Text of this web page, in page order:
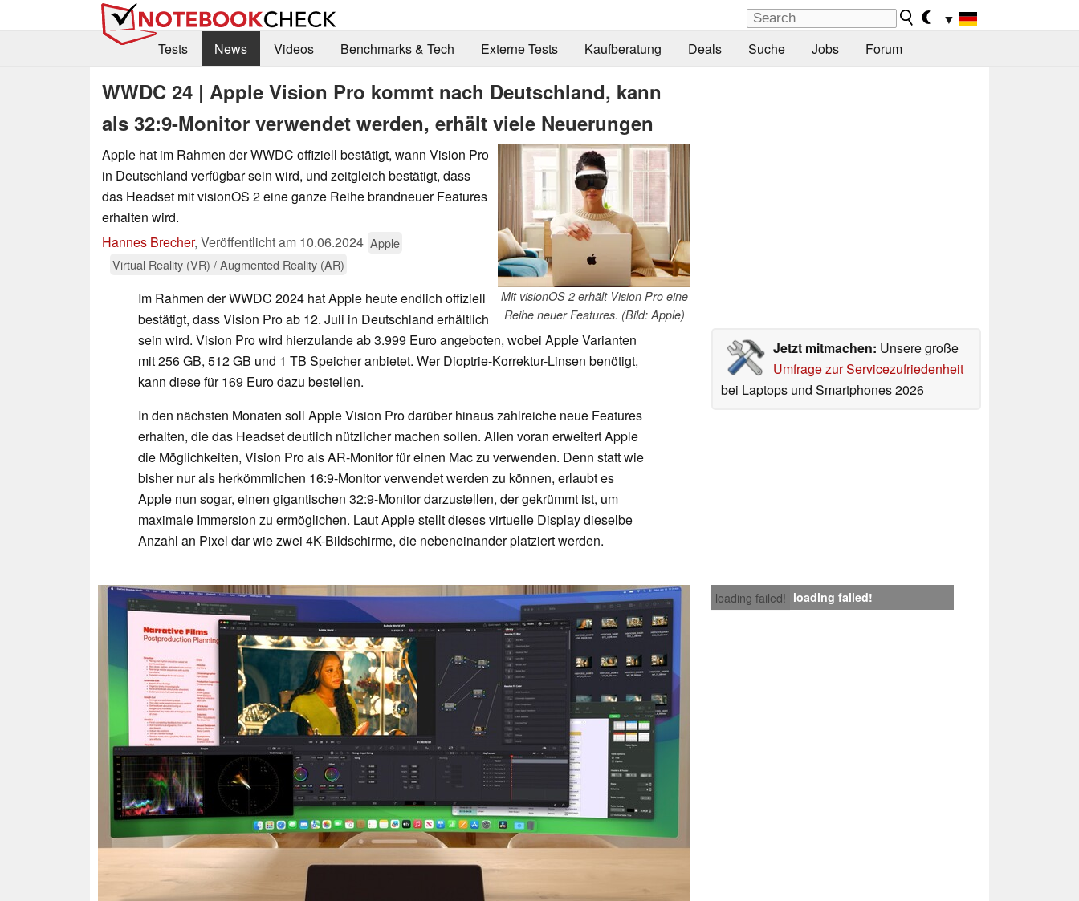
▼
Tests
News Videos Benchmarks & Tech Externe Tests Kaufberatung Deals Suche Jobs Forum
WWDC 24 | Apple Vision Pro kommt nach Deutschland, kann
als 32:9-Monitor verwendet werden, erhält viele Neuerungen
Mit visionOS 2 erhält Vision Pro eine
Reihe neuer Features. (Bild: Apple)
Apple hat im Rahmen der WWDC offiziell bestätigt, wann Vision Pro
in Deutschland verfügbar sein wird, und zeitgleich bestätigt, dass
das Headset mit visionOS 2 eine ganze Reihe brandneuer Features
erhalten wird.
Hannes Brecher, Veröffentlicht am 10.06.2024 Apple
Virtual Reality (VR) / Augmented Reality (AR)
Jetzt mitmachen: Unsere große
Umfrage zur Servicezufriedenheit
bei Laptops und Smartphones 2026
Im Rahmen der WWDC 2024 hat Apple heute endlich offiziell
bestätigt, dass Vision Pro ab 12. Juli in Deutschland erhältlich
sein wird. Vision Pro wird hierzulande ab 3.999 Euro angeboten, wobei Apple Varianten
mit 256 GB, 512 GB und 1 TB Speicher anbietet. Wer Dioptrie-Korrektur-Linsen benötigt,
kann diese für 169 Euro dazu bestellen.
In den nächsten Monaten soll Apple Vision Pro darüber hinaus zahlreiche neue Features
erhalten, die das Headset deutlich nützlicher machen sollen. Allen voran erweitert Apple
die Möglichkeiten, Vision Pro als AR-Monitor für einen Mac zu verwenden. Denn statt wie
bisher nur als herkömmlichen 16:9-Monitor verwendet werden zu können, erlaubt es
Apple nun sogar, einen gigantischen 32:9-Monitor darzustellen, der gekrümmt ist, um
maximale Immersion zu ermöglichen. Laut Apple stellt dieses virtuelle Display dieselbe
Anzahl an Pixel dar wie zwei 4K-Bildschirme, die nebeneinander platziert werden.
loading failed! loading failed!